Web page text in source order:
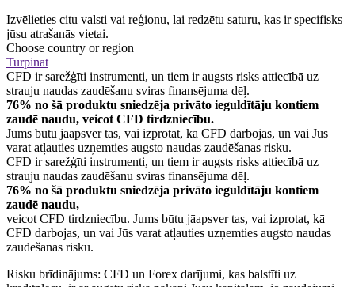
Izvēlieties citu valsti vai reģionu, lai redzētu saturu, kas ir specifisks
jūsu atrašanās vietai.
Choose country or region
Turpināt
CFD ir sarežģīti instrumenti, un tiem ir augsts risks attiecībā uz
strauju naudas zaudēšanu sviras finansējuma dēļ.
76% no šā produktu sniedzēja privāto ieguldītāju kontiem
zaudē naudu, veicot CFD tirdzniecību.
Jums būtu jāapsver tas, vai izprotat, kā CFD darbojas, un vai Jūs
varat atļauties uzņemties augsto naudas zaudēšanas risku.
CFD ir sarežģīti instrumenti, un tiem ir augsts risks attiecībā uz
strauju naudas zaudēšanu sviras finansējuma dēļ.
76% no šā produktu sniedzēja privāto ieguldītāju kontiem
zaudē naudu,
veicot CFD tirdzniecību. Jums būtu jāapsver tas, vai izprotat, kā
CFD darbojas, un vai Jūs varat atļauties uzņemties augsto naudas
zaudēšanas risku.
Risku brīdinājums: CFD un Forex darījumi, kas balstīti uz